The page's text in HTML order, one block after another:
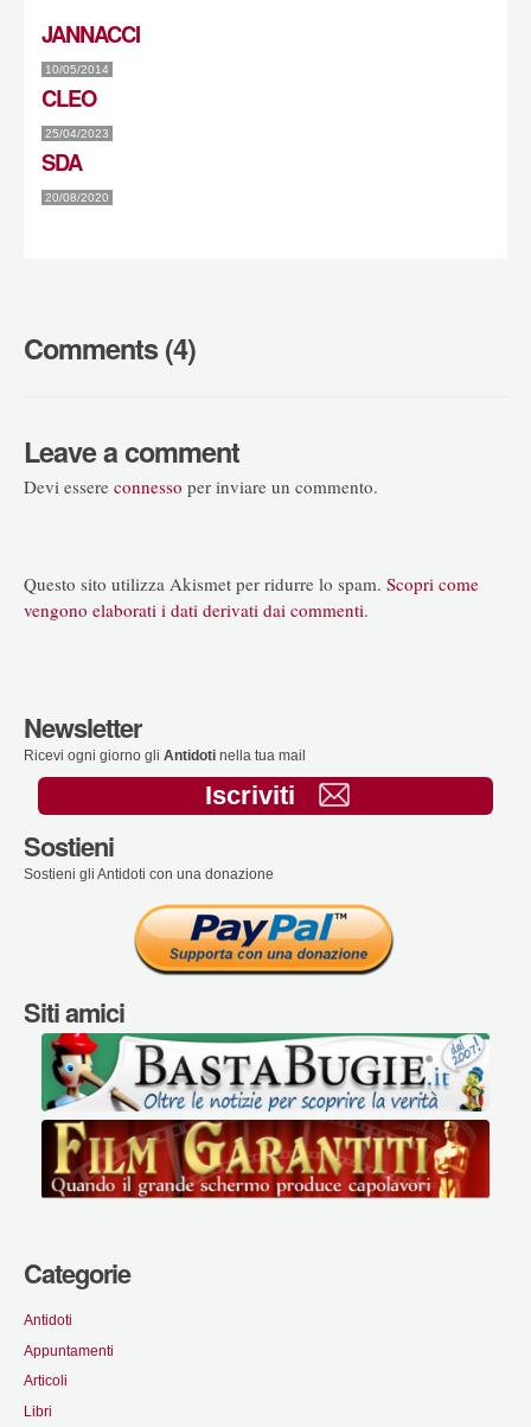
JANNACCI
10/05/2014
CLEO
25/04/2023
SDA
20/08/2020
Comments (4)
Leave a comment
Devi essere connesso per inviare un commento.
Questo sito utilizza Akismet per ridurre lo spam. Scopri come
vengono elaborati i dati derivati dai commenti.
Newsletter
Ricevi ogni giorno gli Antidoti nella tua mail
Iscriviti
Sostieni
Sostieni gli Antidoti con una donazione
Siti amici
Categorie
Antidoti
Appuntamenti
Articoli
Libri